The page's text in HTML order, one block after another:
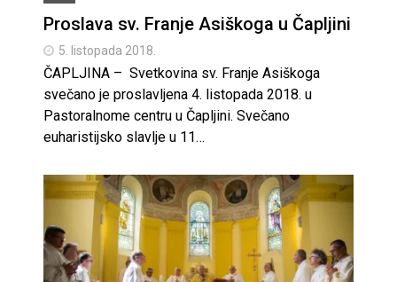
Proslava sv. Franje Asiškoga u Čapljini
5. listopada 2018.
ČAPLJINA – Svetkovina sv. Franje Asiškoga
svečano je proslavljena 4. listopada 2018. u
Pastoralnome centru u Čapljini. Svečano
euharistijsko slavlje u 11…